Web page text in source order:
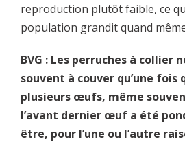
reproduction plutôt faible, ce
population grandit quand
BVG : Les perruches à collier
souvent à couver qu’une fois
plusieurs œufs, même
l’avant dernier œuf a été
être, pour l’une ou l’autre